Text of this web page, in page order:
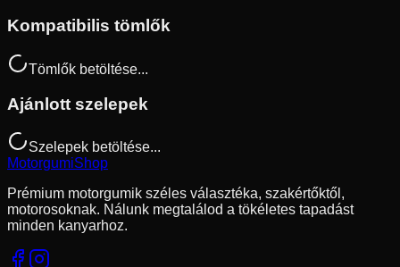
Kompatibilis tömlők
Tömlők betöltése...
Ajánlott szelepek
Szelepek betöltése...
MotorgumiShop
Prémium motorgumik széles választéka, szakértőktől,
motorosoknak. Nálunk megtalálod a tökéletes tapadást
minden kanyarhoz.